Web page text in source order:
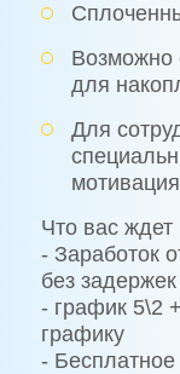
для
Для
Что вас ждет
- Заработок
без задержек
- график 5\2
графику
-